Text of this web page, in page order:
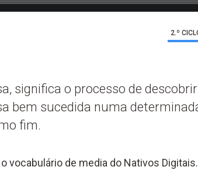
2.º
significa o processo de
bem sucedida numa
fim.
vocabulário de media do Nativos Digitais.